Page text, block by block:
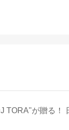
TORA"が贈る！